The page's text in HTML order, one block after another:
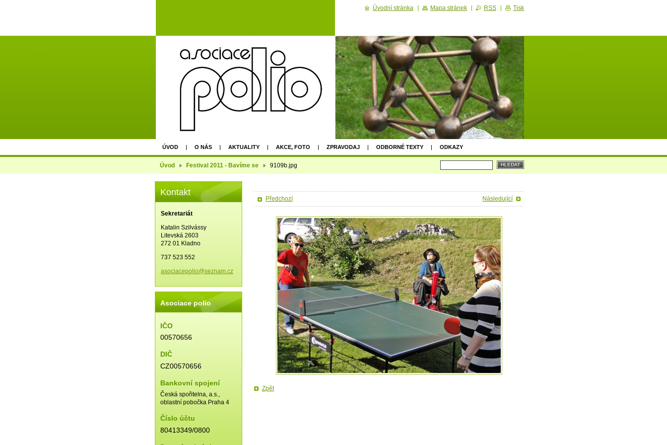
ÚVOD O NÁS AKTUALITY AKCE, FOTO ZPRAVODAJ ODBORNÉ TEXTY ODKAZY
AGM - EPU PRAGUE 2022
Úvod Festival 2011 - Bavíme se 9109b.jpg
Předchozí Následující
Zpět
Kontakt
Sekretariát
Katalin Szilvássy
Litevská 2603
272 01 Kladno
737 523 552
asociacepolio@seznam.cz
Asociace polio
IČO
00570656
DIČ
CZ00570656
Bankovní spojení
Česká spořitelna, a.s.,
oblastní pobočka Praha 4
Číslo účtu
80413349/0800
Úvodní stránka Mapa stránek RSS Tisk